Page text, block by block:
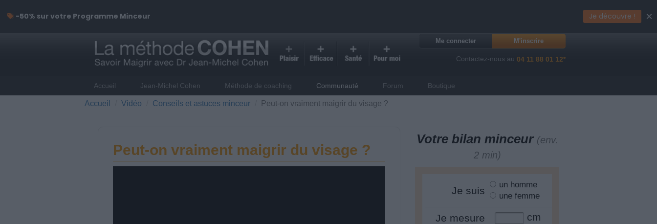
Me connecter M'inscrire
Contactez-nous au 04 11 88 01 12*
Accueil Jean-Michel Cohen Méthode de coaching Communauté Forum Boutique
Accueil Vidéo Conseils et astuces minceur Peut-on vraiment maigrir du visage ?
Peut-on vraiment maigrir du visage ?
Votre bilan minceur (env.
2 min)
Je suis
un homme
une femme
Je mesure cm
-50% sur votre Programme Minceur Je découvre ! ×